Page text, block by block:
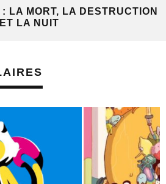
LA MORT, LA DESTRUCTION
ET LA NUIT